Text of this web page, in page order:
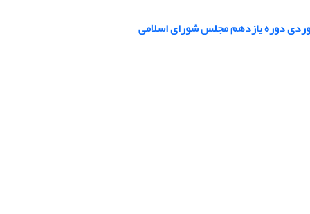
موردی دوره یازدهم مجلس شورای اسلامی